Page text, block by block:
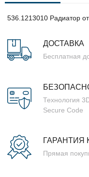
536.1213010 Радиатор
ДОСТАВКА
Бесплатная
Технология
Secure Code
ГАРАНТИЯ
Прямая